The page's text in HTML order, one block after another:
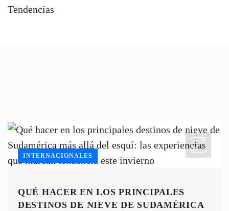
Tendencias
INTERNACIONALES
QUÉ HACER EN LOS PRINCIPALES
DESTINOS DE NIEVE DE SUDAMÉRICA